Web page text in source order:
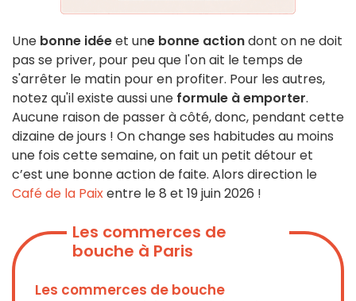
Une bonne idéeet une bonne actiondont on ne doit
pas se priver, pour peu que l'on ait le temps de
s'arrêter le matin pour en profiter. Pour les autres,
notez qu'il existe aussi une formule à emporter.
Aucune raison de passer à côté, donc, pendant cette
dizaine de jours ! On change ses habitudes au moins
une fois cette semaine, on fait un petit détour et
c’est une bonne action de faite. Alors direction le
Café de la Paixentre le 8 et 19 juin 2026 !
Les commerces de
bouche à Paris
Les commerces de bouche